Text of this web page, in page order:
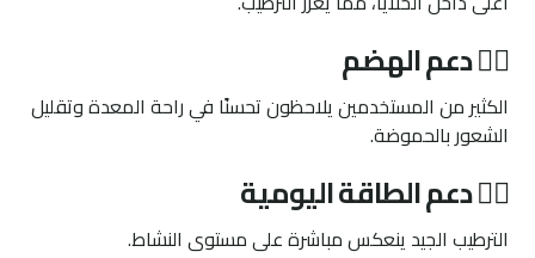
٣️⃣ دعم الهضم
الكثير من المستخدمين يلاحظون تحسنًا في راحة المعدة وتقليل
الشعور بالحموضة.
٤️⃣ دعم الطاقة اليومية
الترطيب الجيد ينعكس مباشرة على مستوى النشاط.